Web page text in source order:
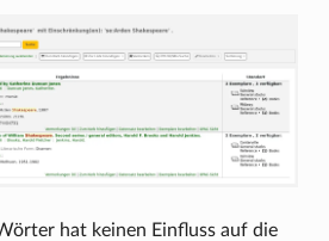
hat keinen Einfluss auf die